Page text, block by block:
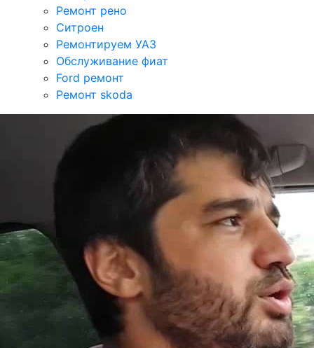
Ремонт рено
Ситроен
Ремонтируем УАЗ
Обслуживание фиат
Ford ремонт
Ремонт skoda